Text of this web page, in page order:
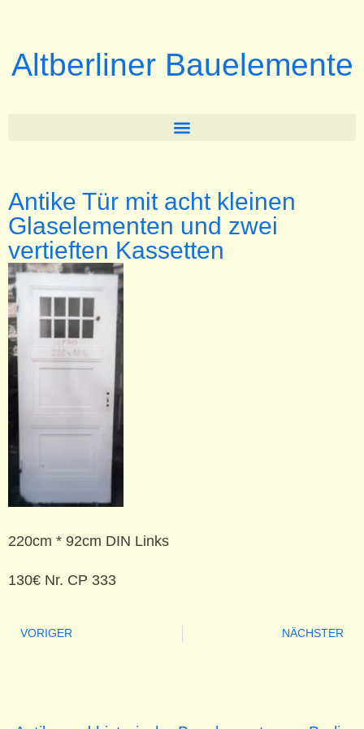
Altberliner Bauelemente
Antike Tür mit acht kleinen
Glaselementen und zwei
vertieften Kassetten
220cm * 92cm DIN Links
130€ Nr. CP 333
VORIGER NÄCHSTER